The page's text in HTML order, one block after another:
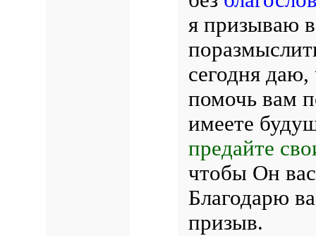
я призываю
сегодня даю,
помочь вам
имеете
предайте
чтобы Он
Благодарю
призыв.